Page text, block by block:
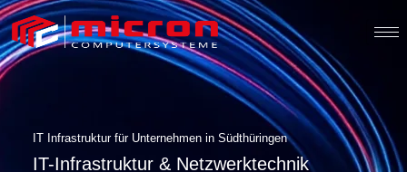
IT Infrastruktur für Unternehmen in Südthüringen
IT-Infrastruktur & Netzwerktechnik